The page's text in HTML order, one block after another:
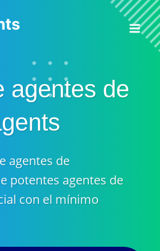
agentes de
agentes de
potentes agentes de
con el mínimo